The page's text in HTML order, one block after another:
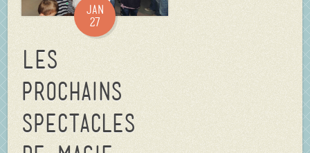
Jan
27
Les
prochains
spectacles